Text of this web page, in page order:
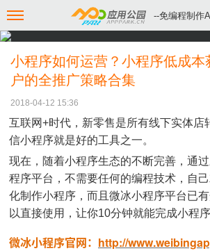
--免编程制作
小程序如何运营？小程序低成本
户的全推广策略合集
2018-04-12 15:36
互联网+时代，新零售是所有线下实体店
信小程序就是好的工具之一。
现在，随着小程序生态的不断完善，通
程序平台，不需要任何的编程技术，自
化制作小程序，而且微冰小程序平台已
以直接使用，让你10分钟就能完成小程序
微冰小程序官网： http://